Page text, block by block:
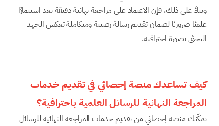
وبناءً على ذلك، فإن الاعتماد على مراجعة نهائية دقيقة يعد استثمارًا
علميًا ضروريًا لضمان تقديم رسالة رصينة ومتكاملة تعكس الجهد
البحثي بصورة احترافية.
كيف تساعدك منصة إحصائي في تقديم خدمات
المراجعة النهائية للرسائل العلمية باحترافية؟
تمكّنك منصة إحصائي من تقديم خدمات المراجعة النهائية للرسائل